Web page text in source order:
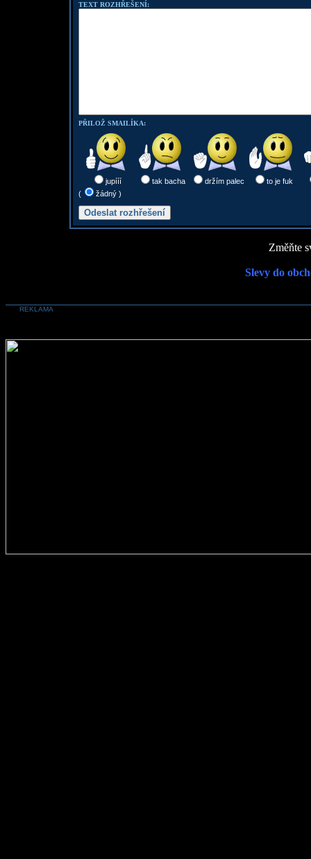
TEXT ROZHŘEŠENÍ:
PŘILOŽ SMAILÍKA:
jupííí tak bacha držím palec
to je fuk
(
žádný )
Změňte
Slevy do
REKLAMA